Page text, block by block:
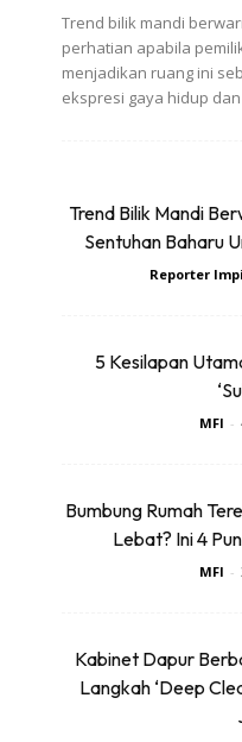
Trend bilik mandi
perhatian apabila
menjadikan ruang ini
ekspresi gaya hidup
Trend Bilik Mandi
Sentuhan Baharu
Reporter
5 Kesilapan
MFI -
Bumbung Rumah
Lebat? Ini 4
MFI -
Kabinet Dapur
Langkah ‘Deep